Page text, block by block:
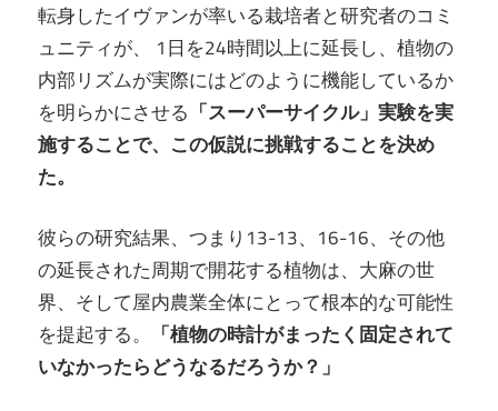
転身したイヴァンが率いる栽培者と研究者のコミ
ュニティが、 1日を24時間以上に延長し、植物の
内部リズムが実際にはどのように機能しているか
を明らかにさせる 「スーパーサイクル」実験を実
施することで、この仮説に挑戦することを決め
た。
彼らの研究結果、つまり13-13、16-16、その他
の延長された周期で開花する植物は、大麻の世
界、そして屋内農業全体にとって根本的な可能性
を提起する。
「植物の時計がまったく固定されて
いなかったらどうなるだろうか？」